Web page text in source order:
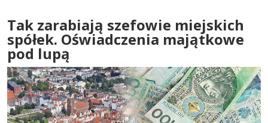
Tak zarabiają szefowie miejskich
spółek. Oświadczenia majątkowe
pod lupą